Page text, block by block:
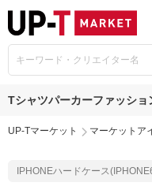
Tシャツパーカーファッショ
UP-Tマーケット マーケットア
IPHONEハードケース